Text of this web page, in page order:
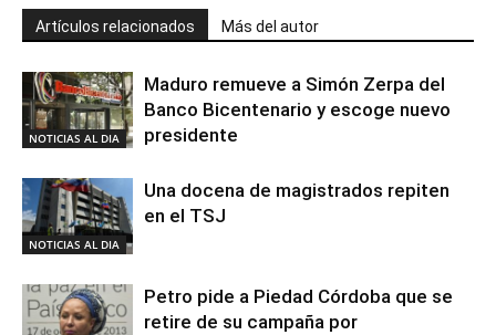
Artículos relacionados Más del autor
NOTICIAS AL DIA
Maduro remueve a Simón Zerpa del
Banco Bicentenario y escoge nuevo
presidente
NOTICIAS AL DIA
Una docena de magistrados repiten
en el TSJ
Petro pide a Piedad Córdoba que se
retire de su campaña por